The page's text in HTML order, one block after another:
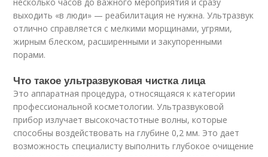
выходить «в люди» — реабилитация не нужна. Ультразвук
отлично справляется с мелкими морщинами, угрями,
жирным блеском, расширенными и закупоренными
порами.
Что такое ультразвуковая чистка лица
Это аппаратная процедура, относящаяся к категории
профессиональной косметологии. Ультразвуковой
прибор излучает высокочастотные волны, которые
способны воздействовать на глубине 0,2 мм. Это дает
возможность специалисту выполнить глубокое очищение